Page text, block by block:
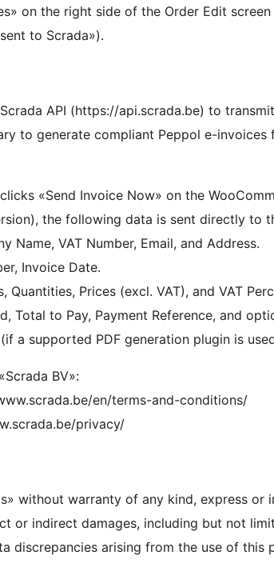
on the right side of the Order Edit
to Scrada»).
API (https://api.scrada.be) to
to generate compliant Peppol e-invoices
«Send Invoice Now» on the
the following data is sent directly to
Name, VAT Number, Email, and Address.
Invoice Date.
Quantities, Prices (excl. VAT), and VAT
Total to Pay, Payment Reference, and
a supported PDF generation plugin is
BV»:
en/terms-and-conditions/
privacy/
without warranty of any kind, express or
or indirect damages, including but not
discrepancies arising from the use of this